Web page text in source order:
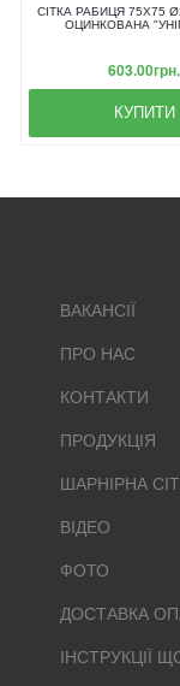
СІТКА РАБИЦЯ 75Х75
ОЦИНКОВАНА
603.00грн.
КУПИТИ
ВАКАНСІЇ
ПРО НАС
КОНТАКТИ
ПРОДУКЦІЯ
ШАРНІРНА
ВІДЕО
ФОТО
ДОСТАВКА
ІНСТРУКЦІЇ